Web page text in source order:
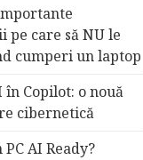
pe care să NU le
cumperi un laptop
Copilot: o nouă
cibernetică
PC AI Ready?